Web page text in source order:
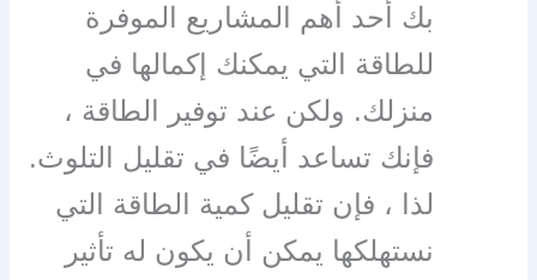
بك أحد أهم المشاريع الموفرة
للطاقة التي يمكنك إكمالها في
منزلك. ولكن عند توفير الطاقة ،
فإنك تساعد أيضًا في تقليل التلوث.
لذا ، فإن تقليل كمية الطاقة التي
نستهلكها يمكن أن يكون له تأثير